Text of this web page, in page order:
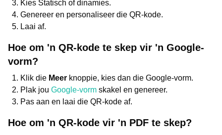
Kies Statisch of dinamies.
Genereer en personaliseer die QR-kode.
Laai af.
Hoe om 'n QR-kode te skep vir 'n Google-
vorm?
Klik die Meer knoppie, kies dan die Google-vorm.
Plak jou Google-vorm skakel en genereer.
Pas aan en laai die QR-kode af.
Hoe om 'n QR-kode vir 'n PDF te skep?